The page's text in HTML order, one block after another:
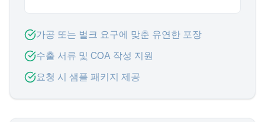
가공 또는 벌크 요구에 맞춘 유연한 포장
수출 서류 및 COA 작성 지원
요청 시 샘플 패키지 제공